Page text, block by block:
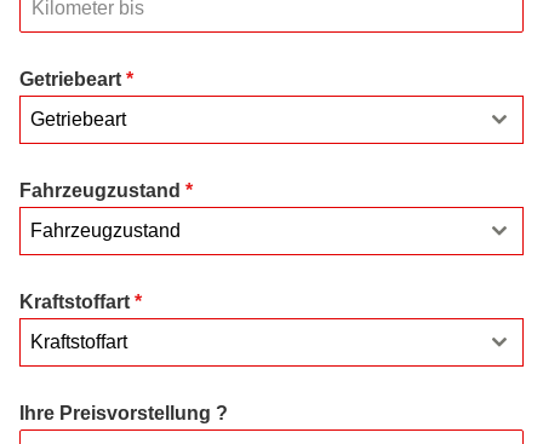
Getriebeart *
Getriebeart
Fahrzeugzustand *
Fahrzeugzustand
Kraftstoffart *
Kraftstoffart
Ihre Preisvorstellung ?